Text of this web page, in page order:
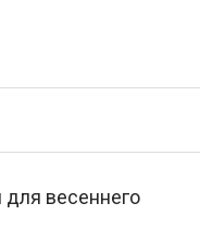
весеннего